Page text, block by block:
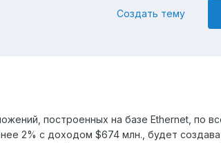
Создать тему
построенных на базе Ethernet, по
2% с доходом $674 млн., будет